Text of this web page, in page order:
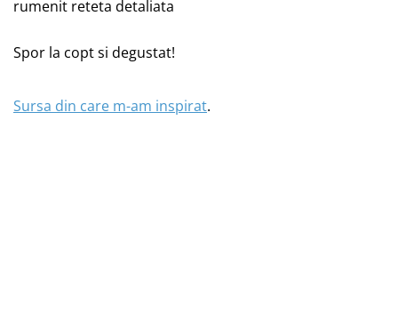
Spor la copt si degustat!
Sursa din care m-am inspirat.